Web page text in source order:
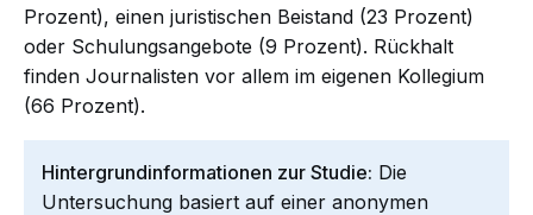
Prozent), einen juristischen Beistand (23 Prozent)
oder Schulungsangebote (9 Prozent). Rückhalt
finden Journalisten vor allem im eigenen Kollegium
(66 Prozent).
Hintergrundinformationen zur Studie: Die
Untersuchung basiert auf einer anonymen